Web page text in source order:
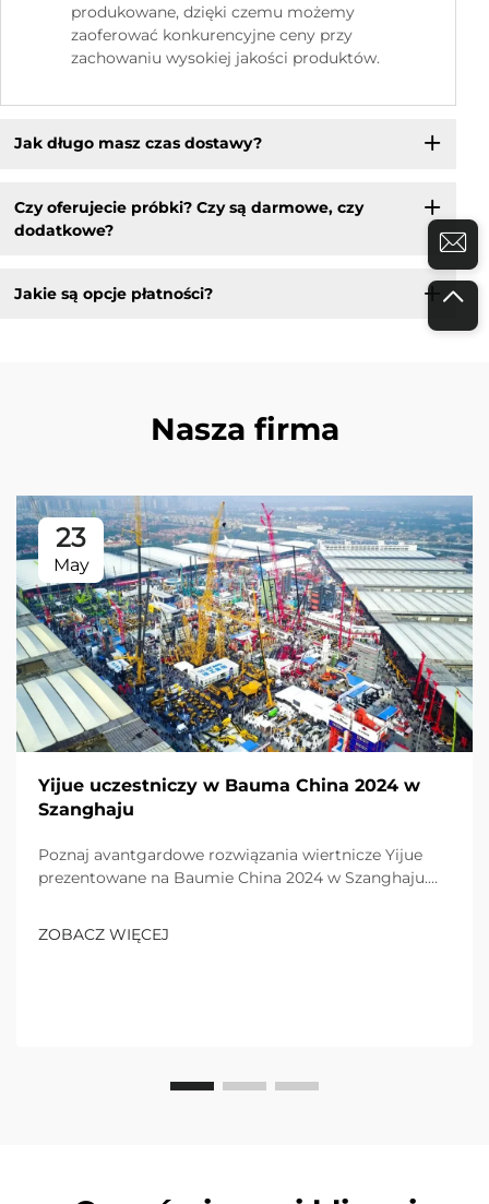
produkowane, dzięki czemu możemy
zaoferować konkurencyjne ceny przy
zachowaniu wysokiej jakości produktów.
Jak długo masz czas dostawy?
Czy oferujecie próbki? Czy są darmowe, czy
dodatkowe?
Jakie są opcje płatności?
Nasza firma
23
May
Yijue uczestniczy w Bauma China 2024 w
Szanghaju
Poznaj avantgardowe rozwiązania wiertnicze Yijue
prezentowane na Baumie China 2024 w Szanghaju.
ZOBACZ WIĘCEJ